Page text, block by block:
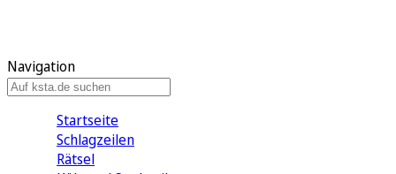
Navigation
Startseite
Schlagzeilen
Rätsel